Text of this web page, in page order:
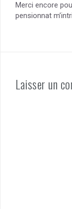
Merci encore
pensionnat
Laisser un